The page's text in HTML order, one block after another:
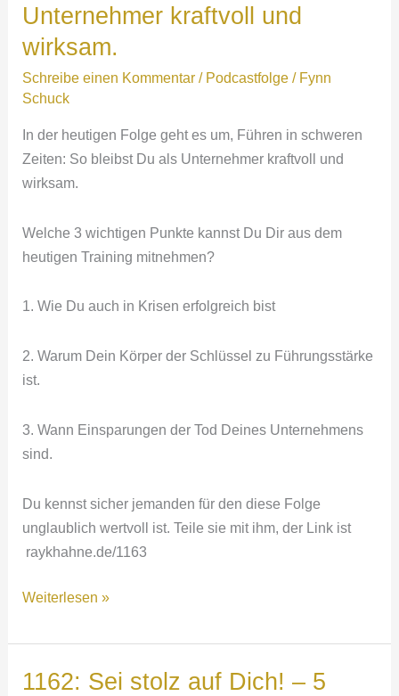
sich
die
Politik
der
USA
auf
Dein
Unternehmen
Unternehmer kraftvoll und
wirksam.
Schreibe einen Kommentar / Podcastfolge / Fynn
Schuck
In der heutigen Folge geht es um, Führen in schweren
Zeiten: So bleibst Du als Unternehmer kraftvoll und
wirksam.
Welche 3 wichtigen Punkte kannst Du Dir aus dem
heutigen Training mitnehmen?
1. Wie Du auch in Krisen erfolgreich bist
2. Warum Dein Körper der Schlüssel zu Führungsstärke
ist.
3. Wann Einsparungen der Tod Deines Unternehmens
sind.
Du kennst sicher jemanden für den diese Folge
unglaublich wertvoll ist. Teile sie mit ihm, der Link ist
raykhahne.de/1163
1163:
in
Zeiten:
Weiterlesen »
1162: Sei stolz auf Dich! – 5